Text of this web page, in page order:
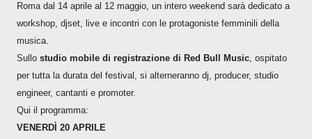
Roma dal 14 aprile al 12 maggio, un intero weekend sarà dedicato a
workshop, djset, live e incontri con le protagoniste femminili della
musica.
Sullo studio mobile di registrazione di Red Bull Music, ospitato
per tutta la durata del festival, si alterneranno dj, producer, studio
engineer, cantanti e promoter.
Qui il programma:
VENERDÌ 20 APRILE